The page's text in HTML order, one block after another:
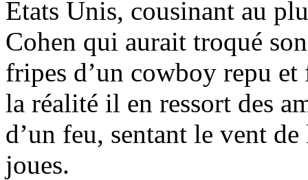
Etats Unis, cousinant au
Cohen qui aurait troqué
fripes d’un cowboy repu
la réalité il en ressort des
d’un feu, sentant le vent
joues.